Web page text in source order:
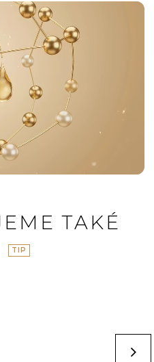
TAKÉ
TIP